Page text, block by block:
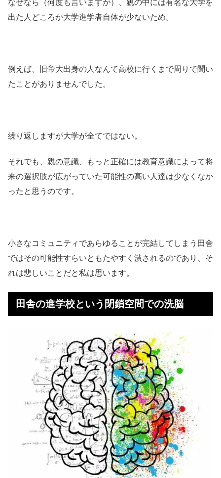
なぜなら（何度も言いますが）、親の中には有名な大学を
出た人どころか大学進学者自体が少ないため。
例えば、旧帝大出身の人なんて高校に行くまで周りで聞い
たことがありませんでした。
繰り返しますが大学が全てではない。
それでも、親の意識、もっと正確には教育意識によって将
来の選択肢が広がっていた可能性の高い人達は少なくなか
ったと思うのです。
小さなコミュニティであらゆることが完結してしまう田舎
ではその可能性すらいともたやすく潰されるのであり、そ
れは悲しいことだと私は思います。
田舎の進学校という閉鎖空間での洗脳